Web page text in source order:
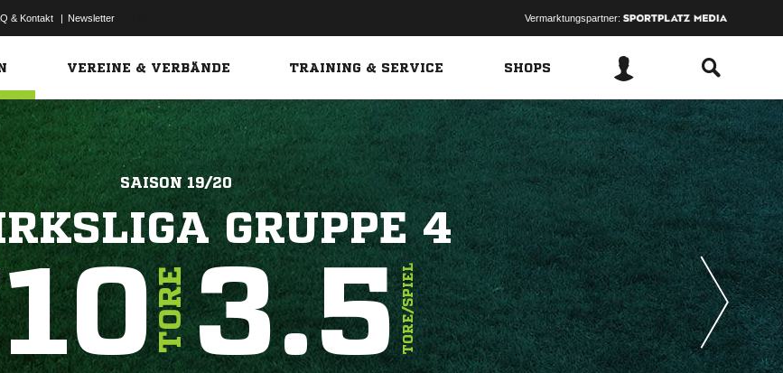
& Kontakt | Newsletter Vermarktungspartner:
VEREINE & VERBÄNDE TRAINING & SERVICE SHOPS
SAISON 19/20
GRUPPE 4
TORE3.5TORE/SPIEL